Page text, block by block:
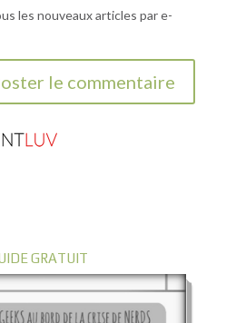
les nouveaux articles par e-
GRATUIT